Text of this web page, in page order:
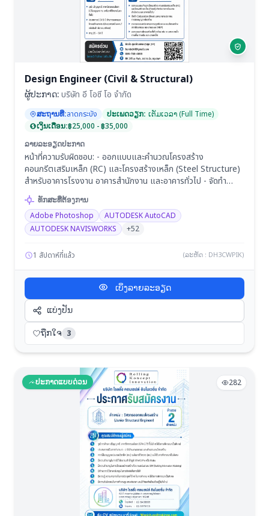
Design Engineer (Civil & Structural)
ຜູ້ປະກາດ:บริษัท อี โอซี โอ จำกัด
ສະຖານທີ່:ลาดกระบัง ປະເພດວຽກ: ເຕັມເວລາ (Full Time)
ເງິນເດືອນ:฿25,000 - ฿35,000
ລາຍລະອຽດປະກາດ
หน้าที่ความรับผิดชอบ: - ออกแบบและคำนวณโครงสร้าง
คอนกรีตเสริมเหล็ก (RC) และโครงสร้างเหล็ก (Steel Structure)
สำหรับอาคารโรงงาน อาคารสำนักงาน และอาคารทั่วไป - จัดทำ
รายการคำนวณ (Calculation Sheet) และเอกสารประกอบการขอ
อนุญาตก่อสร้าง - ตรวจสอบและประสานความถูกต้องของแบบ
โครงสร้าง สถาปัตยกรรม และงานระบบ (MEP) เพื่อป้องกันปัญหา
หน้างาน - ออกแบบงานโยธาที่เกี่ยวข้อง เช่น ระบบระบายน้ำ ถนน
สถาปัตยกรรม วิศวกรรมระบบ ฝ่ายประมาณราคา และทีมก่อสร้าง
ด้านเทคนิค พร้อมเข้าตรวจสอบหน้างาน (Site Visit) เพื่อแก้ไข
ปัญหาและให้คำแนะนำด้านวิศวกรรมเมื่อจำเป็น
ທັກສະທີ່ຕ້ອງການ
Adobe Photoshop
AUTODESK AutoCAD
AUTODESK NAVISWORKS
+52
1 สัปดาห์ที่แล้ว (ລະຫັດ : DH3CWPIK)
ເບິ່ງລາຍລະອຽດ
ແບ່ງປັນ
ຖືກໃຈ 3
ປະກາດແບບດ່ວນ 282